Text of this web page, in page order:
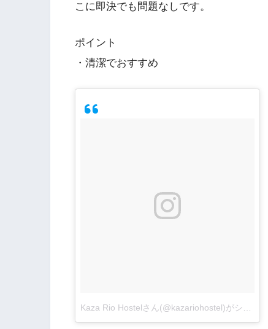
こに即決でも問題なしです。
ポイント
・清潔でおすすめ